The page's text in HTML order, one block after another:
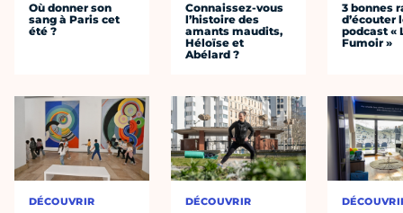
Où donner son
sang à Paris cet
été ?
DÉCOUVRIR
Connaissez-vous
l’histoire des
amants maudits,
Héloïse et
Abélard ?
DÉCOUVRIR
3 bonnes
d’écouter
podcast «
Fumoir »